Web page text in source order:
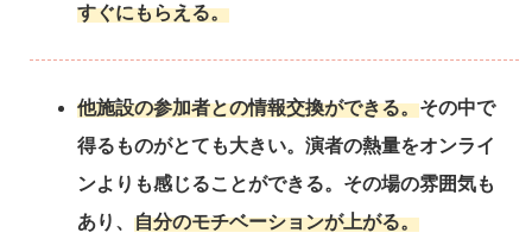
すぐにもらえる。
他施設の参加者との情報交換ができる。その中で
得るものがとても大きい。演者の熱量をオンライ
ンよりも感じることができる。その場の雰囲気も
あり、 自分のモチベーションが上がる。